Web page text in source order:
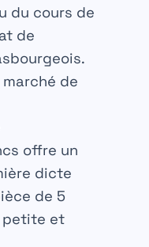
du cours de
de
de
offre un
dicte
de 5
petite et